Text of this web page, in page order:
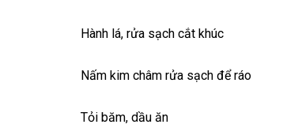
Hành lá, rửa sạch cắt khúc
Nấm kim châm rửa sạch để ráo
Tỏi băm, dầu ăn